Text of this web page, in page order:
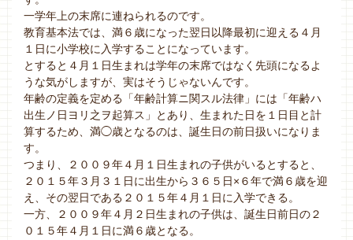
一学年上の末席に連ねられるのです。
教育基本法では、満６歳になった翌日以降最初に迎える４月
１日に小学校に入学することになっています。
とすると４月１日生まれは学年の末席ではなく先頭になるよ
うな気がしますが、実はそうじゃないんです。
年齢の定義を定める「年齢計算ニ関スル法律」には「年齢ハ
出生ノ日ヨリ之ヲ起算ス」とあり、生まれた日を１日目と計
算するため、満◯歳となるのは、誕生日の前日扱いになりま
す。
つまり、２００９年４月１日生まれの子供がいるとすると、
２０１５年３月３１日に出生から３６５日×６年で満６歳を迎
え、その翌日である２０１５年４月１日に入学できる。
一方、２００９年４月２日生まれの子供は、誕生日前日の２
０１５年４月１日に満６歳となる。